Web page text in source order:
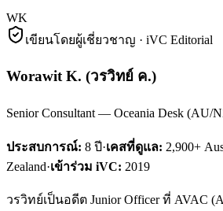
WK
เขียนโดยผู้เชี่ยวชาญ · iVC Editorial
Worawit K. (วรวิทย์ ค.)
Senior Consultant — Oceania Desk (AU/
ประสบการณ์: 8 ปี·เคสที่ดูแล: 2,900+
Zealand·เข้าร่วม iVC: 2019
วรวิทย์เป็นอดีต Junior Officer ที่ AVAC